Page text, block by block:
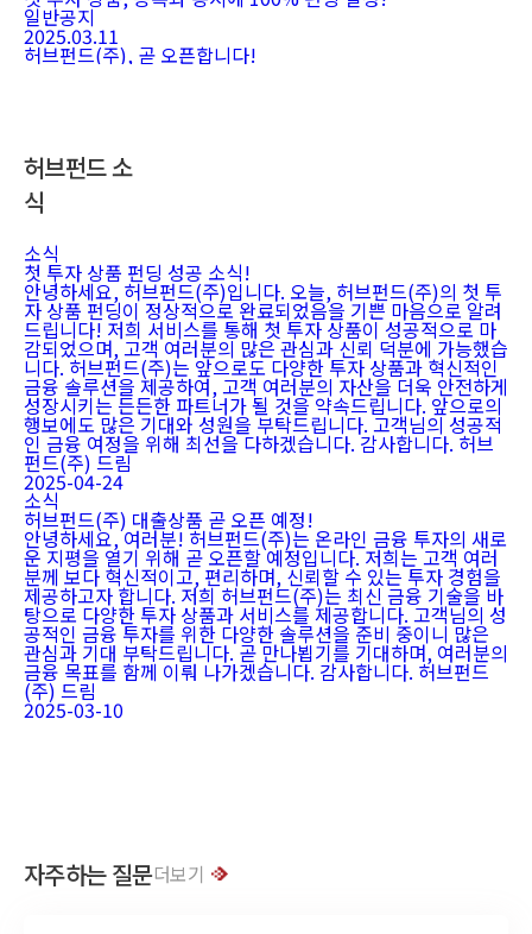
일반공지
2025.03.11
허브펀드(주), 곧 오픈합니다!
허브펀드 소
식
소식
첫 투자 상품 펀딩 성공 소식!
안녕하세요, 허브펀드(주)입니다. 오늘, 허브펀드(주)의 첫 투
자 상품 펀딩이 정상적으로 완료되었음을 기쁜 마음으로 알려
드립니다! 저희 서비스를 통해 첫 투자 상품이 성공적으로 마
감되었으며, 고객 여러분의 많은 관심과 신뢰 덕분에 가능했습
니다. 허브펀드(주)는 앞으로도 다양한 투자 상품과 혁신적인
금융 솔루션을 제공하여, 고객 여러분의 자산을 더욱 안전하게
성장시키는 든든한 파트너가 될 것을 약속드립니다. 앞으로의
행보에도 많은 기대와 성원을 부탁드립니다. 고객님의 성공적
인 금융 여정을 위해 최선을 다하겠습니다. 감사합니다. 허브
펀드(주) 드림
2025-04-24
소식
허브펀드(주) 대출상품 곧 오픈 예정!
안녕하세요, 여러분! 허브펀드(주)는 온라인 금융 투자의 새로
운 지평을 열기 위해 곧 오픈할 예정입니다. 저희는 고객 여러
분께 보다 혁신적이고, 편리하며, 신뢰할 수 있는 투자 경험을
제공하고자 합니다. 저희 허브펀드(주)는 최신 금융 기술을 바
탕으로 다양한 투자 상품과 서비스를 제공합니다. 고객님의 성
공적인 금융 투자를 위한 다양한 솔루션을 준비 중이니 많은
관심과 기대 부탁드립니다. 곧 만나뵙기를 기대하며, 여러분의
금융 목표를 함께 이뤄 나가겠습니다. 감사합니다. 허브펀드
(주) 드림
2025-03-10
자주하는 질문더보기